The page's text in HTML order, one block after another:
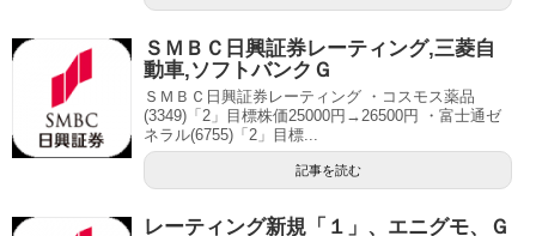
ＳＭＢＣ日興証券レーティング,三菱自
動車,ソフトバンクＧ
ＳＭＢＣ日興証券レーティング ・コスモス薬品
(3349)「2」目標株価25000円→26500円 ・富士通ゼ
ネラル(6755)「2」目標...
記事を読む
レーティング新規「１」、エニグモ、Ｇ